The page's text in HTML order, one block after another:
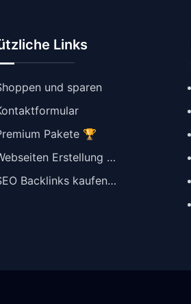
Links
und sparen
Pakete 🏆
Webseiten Erstellung ✨
SEO Backlinks kaufen 🔗